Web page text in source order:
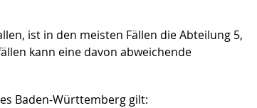
ist in den meisten Fällen die Abteilung 5,
kann eine davon abweichende
Baden-Württemberg gilt: